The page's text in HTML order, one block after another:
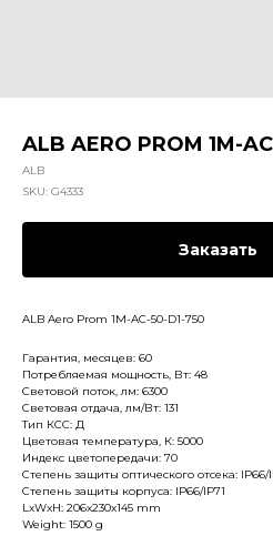
ALB AERO PROM 1M-
ALB
SKU: G4333
Заказать
ALB Aero Prom 1M-AC-50-D1-750
Гарантия, месяцев: 60
Потребляемая мощность, Вт: 48
Световой поток, лм: 6300
Световая отдача, лм/Вт: 131
Тип КСС: Д
Цветовая температура, К: 5000
Индекс цветопередачи: 70
Степень защиты оптического отсека: IP66/
Степень защиты корпуса: IP66/IP71
LxWxH: 206x230x145 mm
Weight: 1500 g